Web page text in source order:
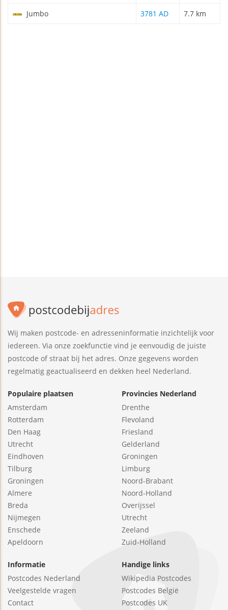
Jumbo 3781 AD 7.7 km
Wij maken postcode- en adresseninformatie inzichtelijk voor
iedereen. Via onze zoekfunctie vind je eenvoudig de juiste
postcode of straat bij het adres. Onze gegevens worden
regelmatig geactualiseerd en dekken heel Nederland.
Populaire plaatsen
Amsterdam
Rotterdam
Den Haag
Utrecht
Eindhoven
Tilburg
Groningen
Almere
Breda
Nijmegen
Enschede
Apeldoorn
Provincies Nederland
Drenthe
Flevoland
Friesland
Gelderland
Groningen
Limburg
Noord-Brabant
Noord-Holland
Overijssel
Utrecht
Zeeland
Zuid-Holland
Informatie
Postcodes Nederland
Veelgestelde vragen
Contact
Handige links
Wikipedia Postcodes
Postcodes België
Postcodes UK